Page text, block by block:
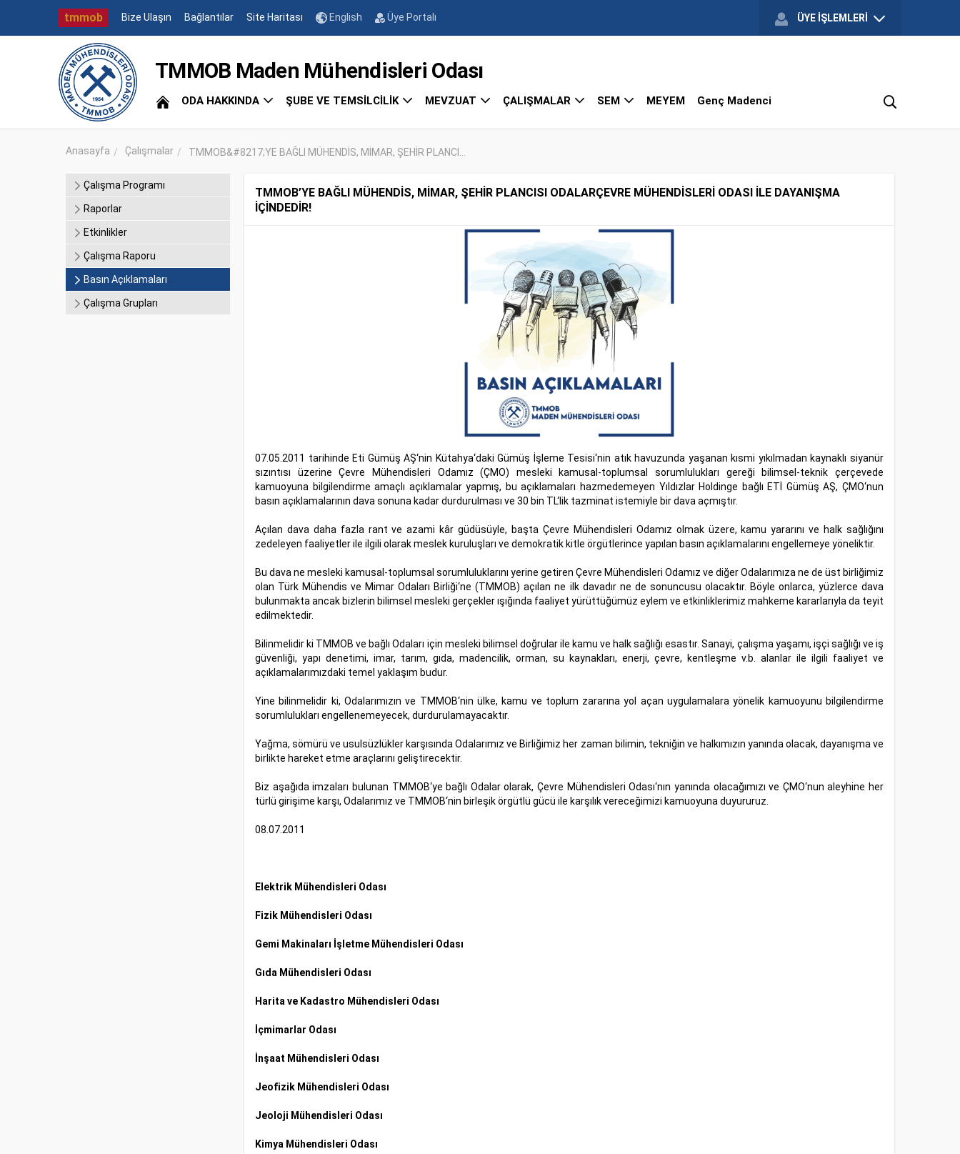
tmmob Bize Ulaşın Bağlantılar Site Haritası English Üye Portalı ÜYE İŞLEMLERİ
TMMOB Maden Mühendisleri Odası
ODA HAKKINDA ŞUBE VE TEMSİLCİLİK MEVZUAT ÇALIŞMALAR SEM MEYEM Genç Madenci
Anasayfa Çalışmalar TMMOB&#8217;YE BAĞLI MÜHENDİS, MİMAR, ŞEHİR PLANCI...
Çalışma Programı
Raporlar
Etkinlikler
Çalışma Raporu
Basın Açıklamaları
Çalışma Grupları
TMMOB’YE BAĞLI MÜHENDİS, MİMAR, ŞEHİR PLANCISI ODALARÇEVRE MÜHENDİSLERİ ODASI İLE DAYANIŞMA
İÇİNDEDİR!
07.05.2011 tarihinde Eti Gümüş AŞ‘nin Kütahya‘daki Gümüş İşleme Tesisi‘nin atık havuzunda yaşanan kısmi yıkılmadan kaynaklı siyanür
sızıntısı üzerine Çevre Mühendisleri Odamız (ÇMO) mesleki kamusal-toplumsal sorumlulukları gereği bilimsel-teknik çerçevede
kamuoyuna bilgilendirme amaçlı açıklamalar yapmış, bu açıklamaları hazmedemeyen Yıldızlar Holdinge bağlı ETİ Gümüş AŞ, ÇMO‘nun
basın açıklamalarının dava sonuna kadar durdurulması ve 30 bin TL‘lik tazminat istemiyle bir dava açmıştır.
Açılan dava daha fazla rant ve azami kâr güdüsüyle, başta Çevre Mühendisleri Odamız olmak üzere, kamu yararını ve halk sağlığını
zedeleyen faaliyetler ile ilgili olarak meslek kuruluşları ve demokratik kitle örgütlerince yapılan basın açıklamalarını engellemeye yöneliktir.
Bu dava ne mesleki kamusal-toplumsal sorumluluklarını yerine getiren Çevre Mühendisleri Odamız ve diğer Odalarımıza ne de üst birliğimiz
olan Türk Mühendis ve Mimar Odaları Birliği‘ne (TMMOB) açılan ne ilk davadır ne de sonuncusu olacaktır. Böyle onlarca, yüzlerce dava
bulunmakta ancak bizlerin bilimsel mesleki gerçekler ışığında faaliyet yürüttüğümüz eylem ve etkinliklerimiz mahkeme kararlarıyla da teyit
edilmektedir.
Bilinmelidir ki TMMOB ve bağlı Odaları için mesleki bilimsel doğrular ile kamu ve halk sağlığı esastır. Sanayi, çalışma yaşamı, işçi sağlığı ve iş
güvenliği, yapı denetimi, imar, tarım, gıda, madencilik, orman, su kaynakları, enerji, çevre, kentleşme v.b. alanlar ile ilgili faaliyet ve
açıklamalarımızdaki temel yaklaşım budur.
Yine bilinmelidir ki, Odalarımızın ve TMMOB‘nin ülke, kamu ve toplum zararına yol açan uygulamalara yönelik kamuoyunu bilgilendirme
sorumlulukları engellenemeyecek, durdurulamayacaktır.
Yağma, sömürü ve usulsüzlükler karşısında Odalarımız ve Birliğimiz her zaman bilimin, tekniğin ve halkımızın yanında olacak, dayanışma ve
birlikte hareket etme araçlarını geliştirecektir.
Biz aşağıda imzaları bulunan TMMOB‘ye bağlı Odalar olarak, Çevre Mühendisleri Odası‘nın yanında olacağımızı ve ÇMO‘nun aleyhine her
türlü girişime karşı, Odalarımız ve TMMOB‘nin birleşik örgütlü gücü ile karşılık vereceğimizi kamuoyuna duyururuz.
08.07.2011
Elektrik Mühendisleri Odası
Fizik Mühendisleri Odası
Gemi Makinaları İşletme Mühendisleri Odası
Gıda Mühendisleri Odası
Harita ve Kadastro Mühendisleri Odası
İçmimarlar Odası
İnşaat Mühendisleri Odası
Jeofizik Mühendisleri Odası
Jeoloji Mühendisleri Odası
Kimya Mühendisleri Odası